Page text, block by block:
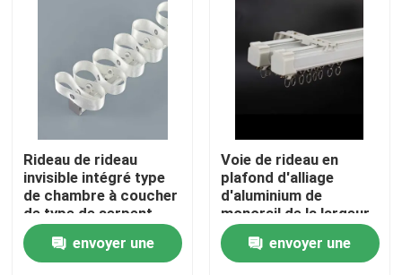
Produits
Vidéos
Rideau de rideau
invisible intégré type
de chambre à coucher
de type de serpent
envoyer une
Voie de rideau en
plafond d'alliage
d'aluminium de
monorail de la largeur
20mm 55"
envoyer une